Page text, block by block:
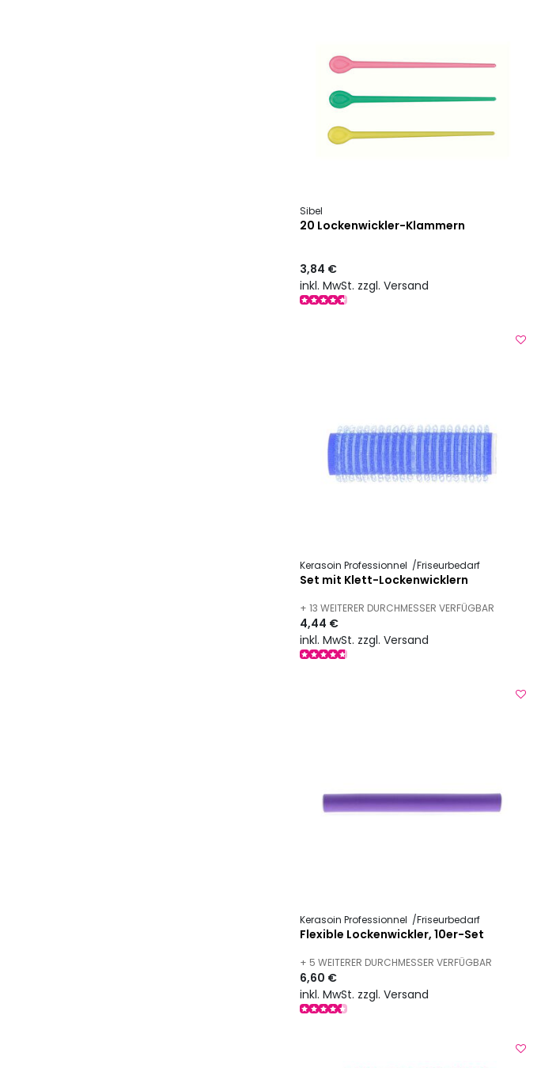
Sibel
20 Lockenwickler-Klammern
3,84 €
inkl. MwSt. zzgl. Versand
Kerasoin Professionnel Friseurbedarf
Set mit Klett-Lockenwicklern
+ 13 WEITERER DURCHMESSER VERFÜGBAR
4,44 €
inkl. MwSt. zzgl. Versand
Kerasoin Professionnel Friseurbedarf
Flexible Lockenwickler, 10er-Set
+ 5 WEITERER DURCHMESSER VERFÜGBAR
6,60 €
inkl. MwSt. zzgl. Versand